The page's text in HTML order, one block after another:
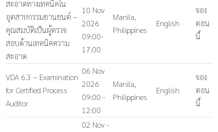
สะอาดทางเทคนิคใน
อุตสาหกรรมยานยนต์ –
คุณสมบัติเป็นผู้ตรวจ
สอบด้านเทคนิคความ
สะอาด
10 Nov
2026
09:00-
17:00
Manila,
Philippines
English
จอง
ตอน
นี้
VDA 6.3 – Examination
for Certified Process
Auditor
06 Nov
2026
09:00 -
12:00
Manila,
Philippines
English
จอง
ตอน
นี้
02 Nov -